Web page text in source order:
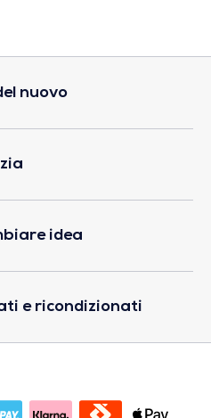
nuovo
idea
e ricondizionati